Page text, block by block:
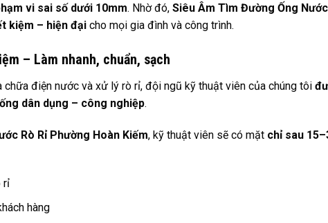
vi sai số dưới 10mm. Nhờ đó, Siêu Âm Tìm Đường Ống
kiệm – hiện đại cho mọi gia đình và công trình.
– Làm nhanh, chuẩn, sạch
điện nước và xử lý rò rỉ, đội ngũ kỹ thuật viên của chúng tôi
dân dụng – công nghiệp.
Rò Rỉ Phường Hoàn Kiếm, kỹ thuật viên sẽ có mặt chỉ sau
rỉ
hàng